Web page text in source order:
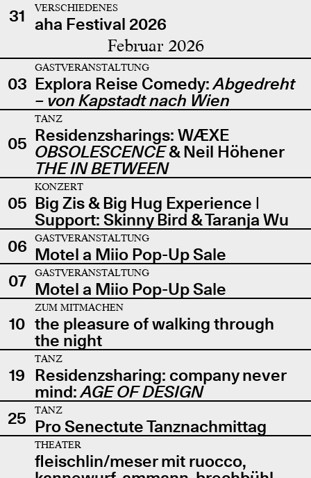
31
VERSCHIEDENES
aha Festival 2026
Februar 2026
03
GASTVERANSTALTUNG
Explora Reise Comedy:Abgedreht
– von Kapstadt nach Wien
05
TANZ
Residenzsharings: WÆXE
OBSOLESCENCE& Neil Höhener
THE IN BETWEEN
05
KONZERT
Big Zis & Big Hug Experience |
Support: Skinny Bird & Taranja Wu
06
GASTVERANSTALTUNG
Motel a Miio Pop-Up Sale
07
GASTVERANSTALTUNG
Motel a Miio Pop-Up Sale
10
ZUM MITMACHEN
the pleasure of walking through
the night
19
TANZ
Residenzsharing: company never
mind:AGE OF DESIGN
25
TANZ
Pro Senectute Tanznachmittag
THEATER
fleischlin/meser mit ruocco,